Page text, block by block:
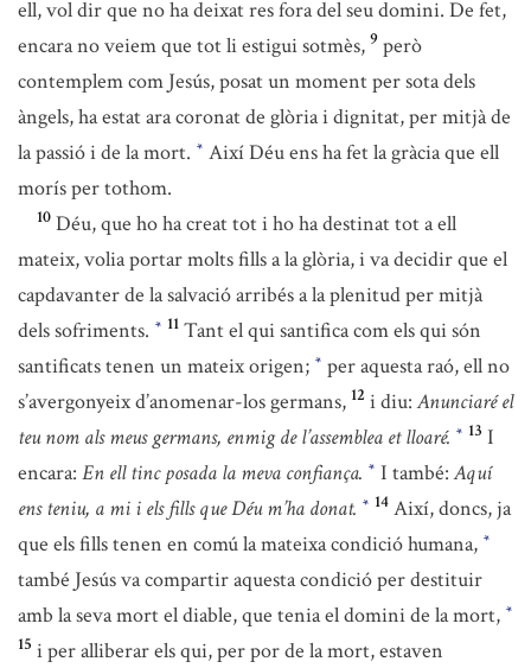
ell, vol dir que no ha deixat res fora del seu domini. De fet,
encara no veiem que tot li estigui sotmès, 9 però
contemplem com Jesús, posat un moment per sota dels
àngels, ha estat ara coronat de glòria i dignitat, per mitjà de
la passió i de la mort. * Així Déu ens ha fet la gràcia que ell
morís per tothom.
10 Déu, que ho ha creat tot i ho ha destinat tot a ell
mateix, volia portar molts fills a la glòria, i va decidir que el
capdavanter de la salvació arribés a la plenitud per mitjà
dels sofriments. * 11 Tant el qui santifica com els qui són
santificats tenen un mateix origen; * per aquesta raó, ell no
s’avergonyeix d’anomenar-los germans, 12 i diu:Anunciaré el
teu nom als meus germans, enmig de l’assemblea et lloaré. * 13 I
encara: En ell tinc posada la meva confiança. * I també:Aquí
ens teniu, a mi i els fills que Déu m’ha donat. * 14 Així, doncs, ja
que els fills tenen en comú la mateixa condició humana, *
també Jesús va compartir aquesta condició per destituir
amb la seva mort el diable, que tenia el domini de la mort, *
15 i per alliberar els qui, per por de la mort, estaven